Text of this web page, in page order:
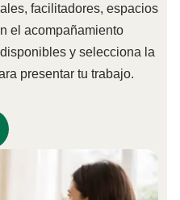
facilitadores, espacios
el acompañamiento
y selecciona la
presentar tu trabajo.